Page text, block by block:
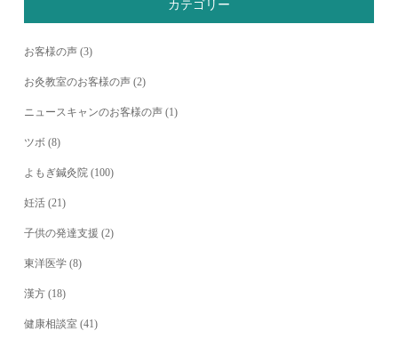
カテゴリー
お客様の声 (3)
お灸教室のお客様の声 (2)
ニュースキャンのお客様の声 (1)
ツボ (8)
よもぎ鍼灸院 (100)
妊活 (21)
子供の発達支援 (2)
東洋医学 (8)
漢方 (18)
健康相談室 (41)